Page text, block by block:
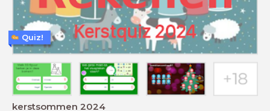
kerstsommen 2024
Quiz!